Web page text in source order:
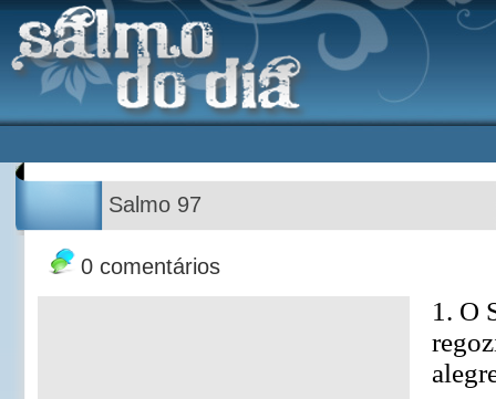
Salmo 97
0 comentários
1. O